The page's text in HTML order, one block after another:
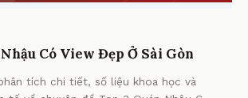
Có View Đẹp Ở Sài Gòn
tích chi tiết, số liệu khoa học và